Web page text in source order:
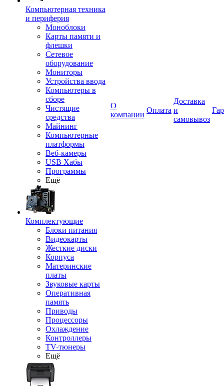
Компьютерная техника
и периферия
Моноблоки
Карты памяти и
флешки
Сетевое
оборудование
Мониторы
Устройства ввода
Компьютеры в
сборе
Чистящие
средства
Майнинг
Компьютерные
платформы
Веб-камеры
USB Хабы
Программы
Ещё
Комплектующие
Блоки питания
Видеокарты
Жесткие диски
Корпуса
Материнские
платы
Звуковые карты
Оперативная
память
Приводы
Процессоры
Охлаждение
Контроллеры
TV-тюнеры
Ещё
О
компании
Оплата
Доставка
и
самовывоз